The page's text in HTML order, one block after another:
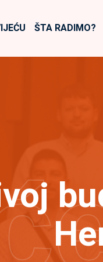
ŠTA RADIMO?